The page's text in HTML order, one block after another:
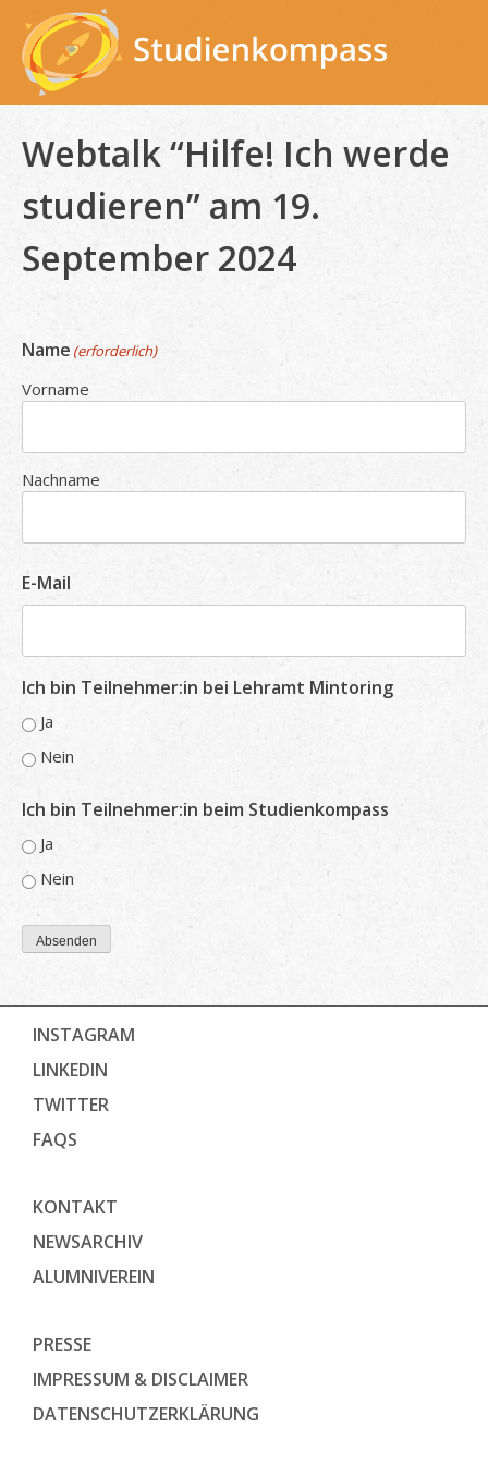
content
Webtalk “Hilfe! Ich werde
studieren” am 19.
September 2024
Name (erforderlich)
Vorname
Nachname
E-Mail
Ich bin Teilnehmer:in bei Lehramt Mintoring
Ja
Nein
Ich bin Teilnehmer:in beim Studienkompass
Ja
Nein
Absenden
INSTAGRAM
LINKEDIN
TWITTER
FAQS
KONTAKT
NEWSARCHIV
ALUMNIVEREIN
PRESSE
IMPRESSUM & DISCLAIMER
DATENSCHUTZ­ERKLÄRUNG